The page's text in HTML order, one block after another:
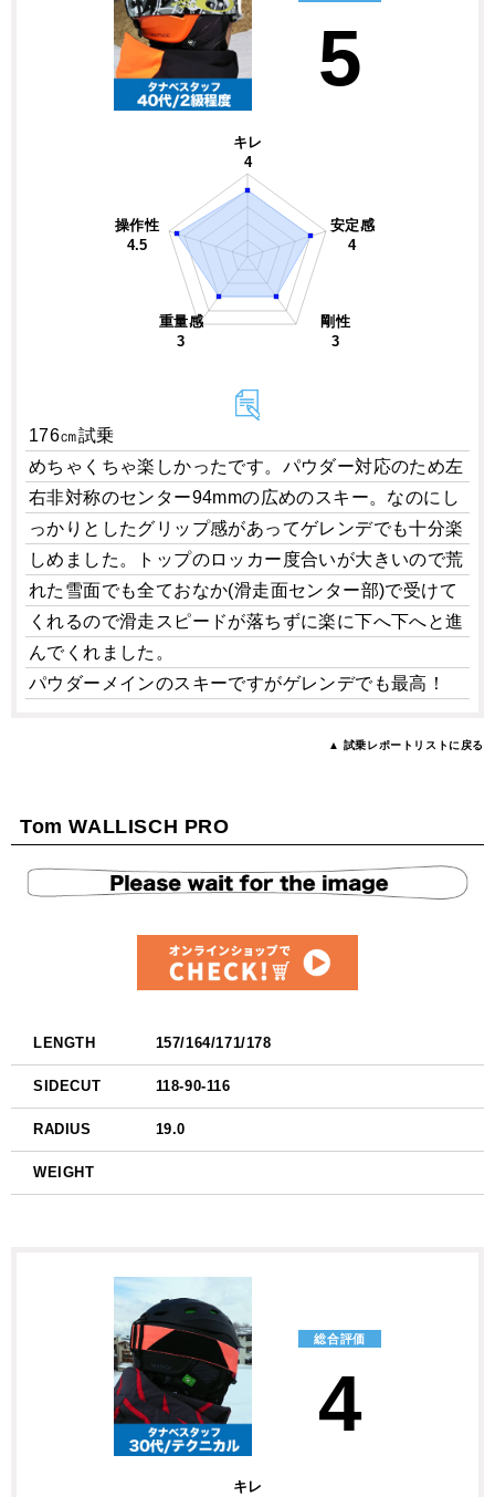
5
キレ
4
安定感
4
剛性
3
重量感
3
操作性
4.5
176㎝試乗
めちゃくちゃ楽しかったです。パウダー対応のため左
右非対称のセンター94mmの広めのスキー。なのにし
っかりとしたグリップ感があってゲレンデでも十分楽
しめました。トップのロッカー度合いが大きいので荒
れた雪面でも全ておなか(滑走面センター部)で受けて
くれるので滑走スピードが落ちずに楽に下へ下へと進
んでくれました。
パウダーメインのスキーですがゲレンデでも最高！
▲ 試乗レポートリストに戻る
Tom WALLISCH PRO
LENGTH 157/164/171/178
SIDECUT 118-90-116
RADIUS 19.0
WEIGHT
総合評価
4
キレ